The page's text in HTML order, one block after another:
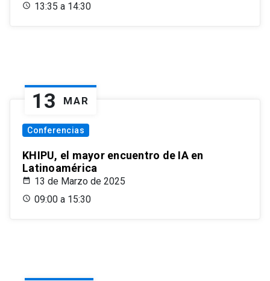
13:35 a 14:30
13 MAR
Conferencias
KHIPU, el mayor encuentro de IA en
Latinoamérica
13 de Marzo de 2025
09:00 a 15:30